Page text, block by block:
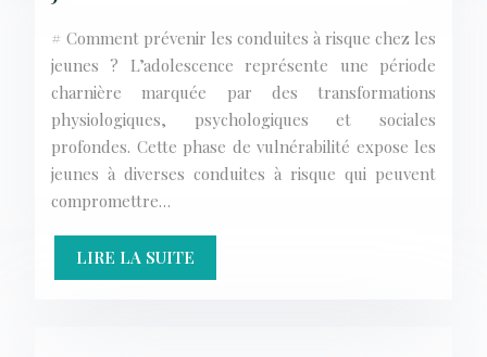
# Comment prévenir les conduites à risque chez les
jeunes ? L’adolescence représente une période
charnière marquée par des transformations
physiologiques, psychologiques et sociales
profondes. Cette phase de vulnérabilité expose les
jeunes à diverses conduites à risque qui peuvent
compromettre…
LIRE LA SUITE